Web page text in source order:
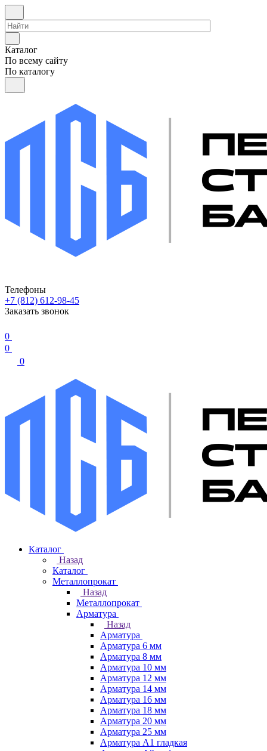
Каталог
По всему сайту
По каталогу
Телефоны
+7 (812) 612-98-45
Заказать звонок
0
0
0
Каталог
Назад
Каталог
Металлопрокат
Назад
Металлопрокат
Арматура
Назад
Арматура
Арматура 6 мм
Арматура 8 мм
Арматура 10 мм
Арматура 12 мм
Арматура 14 мм
Арматура 16 мм
Арматура 18 мм
Арматура 20 мм
Арматура 25 мм
Арматура А1 гладкая